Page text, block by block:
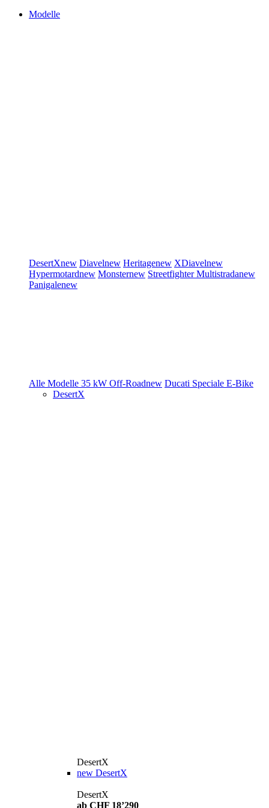
Modelle
DesertXnew Diavelnew Heritagenew XDiavelnew
Hypermotardnew Monsternew StreetfighterMultistradanew
Panigalenew
Alle Modelle 35 kW Off-Roadnew Ducati Speciale E-Bike
DesertX
DesertX
new DesertX
DesertX
ab CHF 18’290